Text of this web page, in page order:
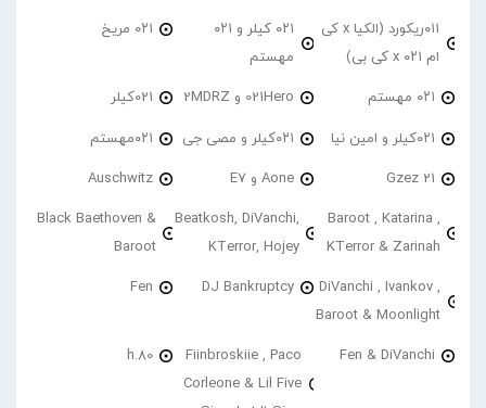
۰۱۱ریکورد (الکیا x کی
ام ۰۲۱ x کی بی)
۰۲۱ کیلر و ۰۲۱
مهستم
۰۲۱ مریخ
۰۲۱ مهستم 021Hero و 2MDRZ 021کیلر
۰۲۱کیلر و امین نیا ۰۲۱کیلر و مصی جی ۰۲۱مهستم
21 Gzez Aone و E7 Auschwitz
Baroot , Katarina ,
KTerror & Zarinah
Beatkosh, DiVanchi,
KTerror, Hojey
Black Baethoven &
Baroot
DiVanchi , Ivankov ,
Baroot & Moonlight
DJ Bankruptcy
Fen
Fen & DiVanchi
Fiinbroskiie , Paco
Corleone & Lil Five
h.80